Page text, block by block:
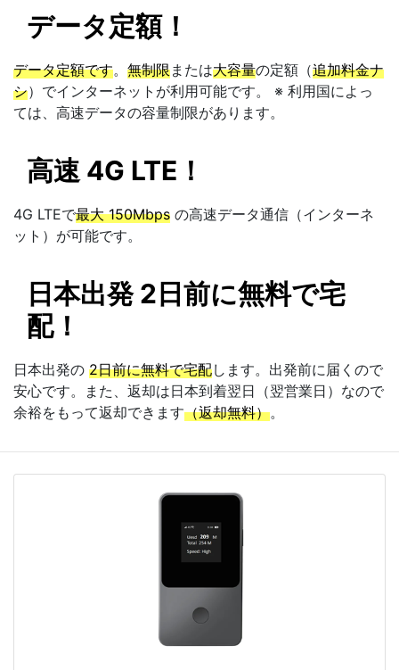
データ定額！
データ定額です。 無制限または大容量の定額（追加料金ナ
シ）でインターネットが利用可能です。 ※ 利用国によっ
ては、高速データの容量制限があります。
高速 4G LTE！
4G LTEで最大 150Mbps の高速データ通信（インターネ
ット）が可能です。
日本出発 2日前に無料で宅
配！
日本出発の 2日前に無料で宅配します。出発前に届くので
安心です。また、返却は日本到着翌日（翌営業日）なので
余裕をもって返却できます（返却無料）。